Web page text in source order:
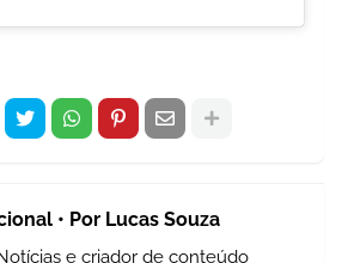
• Por Lucas Souza
e criador de conteúdo